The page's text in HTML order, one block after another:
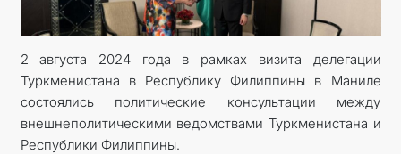
КОНТАКТНЫЕ ДАННЫЕ
2 августа 2024 года в рамках визита делегации
Туркменистана в Республику Филиппины в Маниле
состоялись политические консультации между
внешнеполитическими ведомствами Туркменистана и
Республики Филиппины.